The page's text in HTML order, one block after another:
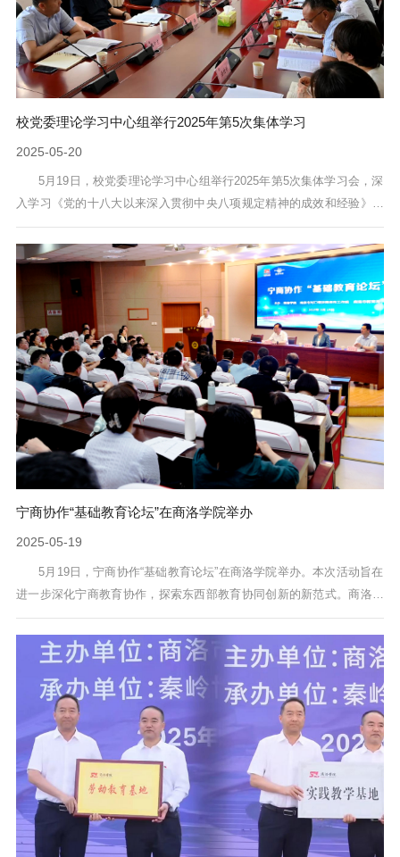
校党委理论学习中心组举行2025年第5次集体学习
2025-05-20
5月19日，校党委理论学习中心组举行2025年第5次集体学习会，深
入学习《党的十八大以来深入贯彻中央八项规定精神的成效和经验》，
集体学习习近平总书记在中共中央政治局第二十次集体学习时的重要讲
话精神、习近平总书记在庆祝中华全国总工会成立100周年暨全国劳动模
范和先进工作者表彰大会上的讲话精神、习近平总书记在上海考察时的
重要讲话精神、习近平在主持召开部分省区市“十五五”时期经济社会发展
座谈会上的重要讲话精神、...
宁商协作“基础教育论坛”在商洛学院举办
2025-05-19
5月19日，宁商协作“基础教育论坛”在商洛学院举办。本次活动旨在
进一步深化宁商教育协作，探索东西部教育协同创新的新范式。商洛学
院校长权雅宁，南京市对口帮扶工作组组长、商洛市政府副秘书长蒯旭
光，商洛市教育党工委书记、市教育局党组书记、局长宋奇志出席活
动。为加强商洛学院教育硕士点建设，学校聘任南京一中党委书记居
艳、南京市电化教育馆副馆长凌嵘等12名校长专家为校外指导教师，与
南京市雨花台中学、南京中华中等...